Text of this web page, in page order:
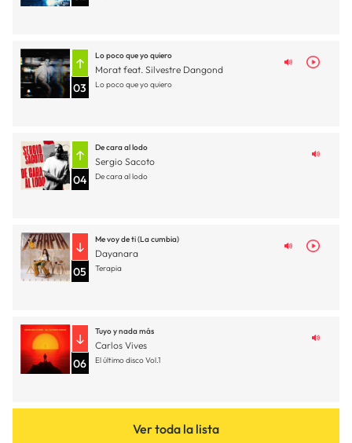
03
Lo poco que yo quiero
Morat feat. Silvestre Dangond
Lo poco que yo quiero
04
De cara al lodo
Sergio Sacoto
De cara al lodo
05
Me voy de ti (La cumbia)
Dayanara
Terapia
06
Tuyo y nada más
Carlos Vives
El último disco Vol.1
Ver toda la lista